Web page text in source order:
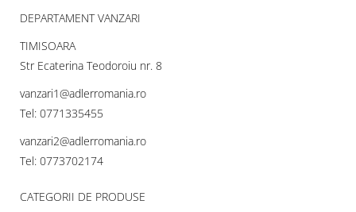
DEPARTAMENT VANZARI
TIMISOARA
Str Ecaterina Teodoroiu nr. 8
vanzari1@adlerromania.ro
Tel: 0771335455
vanzari2@adlerromania.ro
Tel: 0773702174
CATEGORII DE PRODUSE